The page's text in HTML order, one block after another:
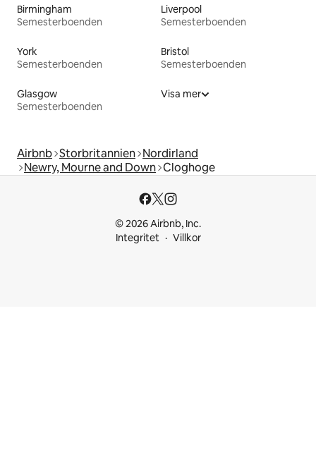
Birmingham
Semesterboenden
Liverpool
Semesterboenden
York
Semesterboenden
Bristol
Semesterboenden
Glasgow
Semesterboenden
Visa mer
Airbnb Storbritannien Nordirland
Newry, Mourne and Down Cloghoge
© 2026 Airbnb, Inc.
Integritet
Villkor